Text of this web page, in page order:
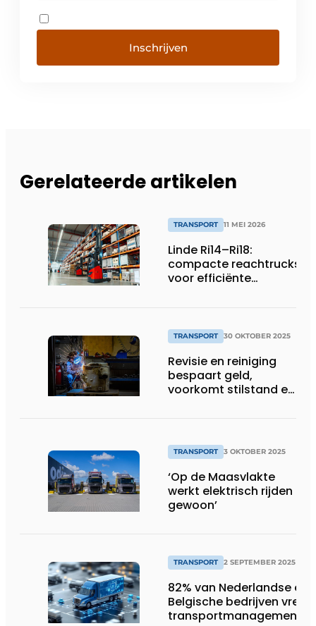
Inschrijven
Gerelateerde artikelen
TRANSPORT 11 MEI 2026
Linde Ri14–Ri18:
compacte reachtrucks
voor efficiënte
TRANSPORT 30 OKTOBER 2025
Revisie en reiniging
bespaart geld,
voorkomt stilstand en
TRANSPORT 3 OKTOBER 2025
‘Op de Maasvlakte
werkt elektrisch rijden
gewoon’
TRANSPORT 2 SEPTEMBER 2025
82% van Nederlandse en
Belgische bedrijven